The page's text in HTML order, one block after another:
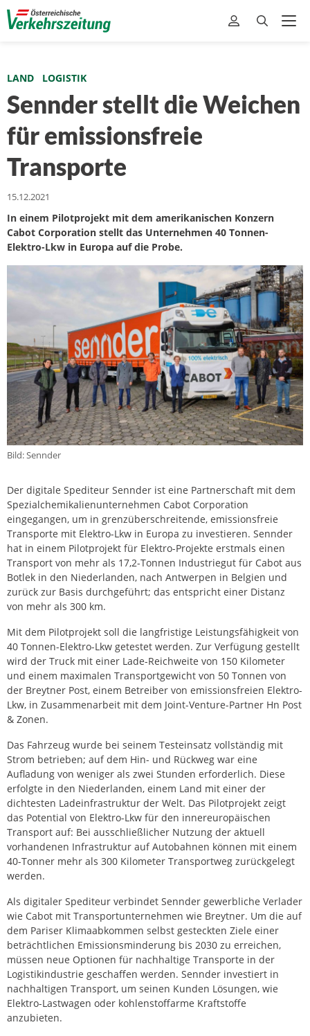
LAND LOGISTIK
Sennder stellt die Weichen
für emissionsfreie
Transporte
15.12.2021
In einem Pilotprojekt mit dem amerikanischen Konzern
Cabot Corporation stellt das Unternehmen 40 Tonnen-
Elektro-Lkw in Europa auf die Probe.
Bild: Sennder
Der digitale Spediteur Sennder ist eine Partnerschaft mit dem
Spezialchemikalienunternehmen Cabot Corporation
eingegangen, um in grenzüberschreitende, emissionsfreie
Transporte mit Elektro-Lkw in Europa zu investieren. Sennder
hat in einem Pilotprojekt für Elektro-Projekte erstmals einen
Transport von mehr als 17,2-Tonnen Industriegut für Cabot aus
Botlek in den Niederlanden, nach Antwerpen in Belgien und
zurück zur Basis durchgeführt; das entspricht einer Distanz
von mehr als 300 km.
Mit dem Pilotprojekt soll die langfristige Leistungsfähigkeit von
40 Tonnen-Elektro-Lkw getestet werden. Zur Verfügung gestellt
wird der Truck mit einer Lade-Reichweite von 150 Kilometer
und einem maximalen Transportgewicht von 50 Tonnen von
der Breytner Post, einem Betreiber von emissionsfreien Elektro-
Lkw, in Zusammenarbeit mit dem Joint-Venture-Partner Hn Post
& Zonen.
Das Fahrzeug wurde bei seinem Testeinsatz vollständig mit
Strom betrieben; auf dem Hin- und Rückweg war eine
Aufladung von weniger als zwei Stunden erforderlich. Diese
erfolgte in den Niederlanden, einem Land mit einer der
dichtesten Ladeinfrastruktur der Welt. Das Pilotprojekt zeigt
das Potential von Elektro-Lkw für den innereuropäischen
Transport auf: Bei ausschließlicher Nutzung der aktuell
vorhandenen Infrastruktur auf Autobahnen können mit einem
40-Tonner mehr als 300 Kilometer Transportweg zurückgelegt
werden.
Als digitaler Spediteur verbindet Sennder gewerbliche Verlader
wie Cabot mit Transportunternehmen wie Breytner. Um die auf
dem Pariser Klimaabkommen selbst gesteckten Ziele einer
beträchtlichen Emissionsminderung bis 2030 zu erreichen,
müssen neue Optionen für nachhaltige Transporte in der
Logistikindustrie geschaffen werden. Sennder investiert in
nachhaltigen Transport, um seinen Kunden Lösungen, wie
Elektro-Lastwagen oder kohlenstoffarme Kraftstoffe
anzubieten.